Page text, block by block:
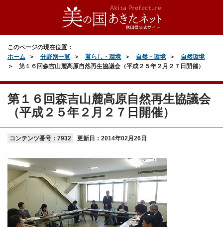
このページの現在位置：
ホーム
分野別一覧 暮らし・環境 自然・環境
自然環境
第１６回森吉山麓高原自然再生協議会（平成２５年２月２７日開催）
第１６回森吉山麓高原自然再生協議会
（平成２５年２月２７日開催）
コンテンツ番号：7932 更新日： 2014年02月26日